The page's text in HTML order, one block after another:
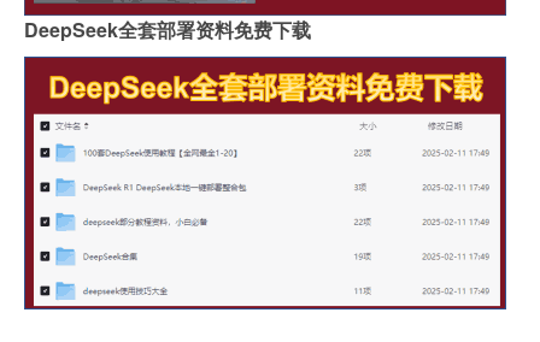
DeepSeek全套部署资料免费下载